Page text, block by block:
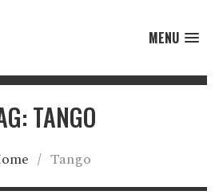
MENU
TANGO
/ Tango